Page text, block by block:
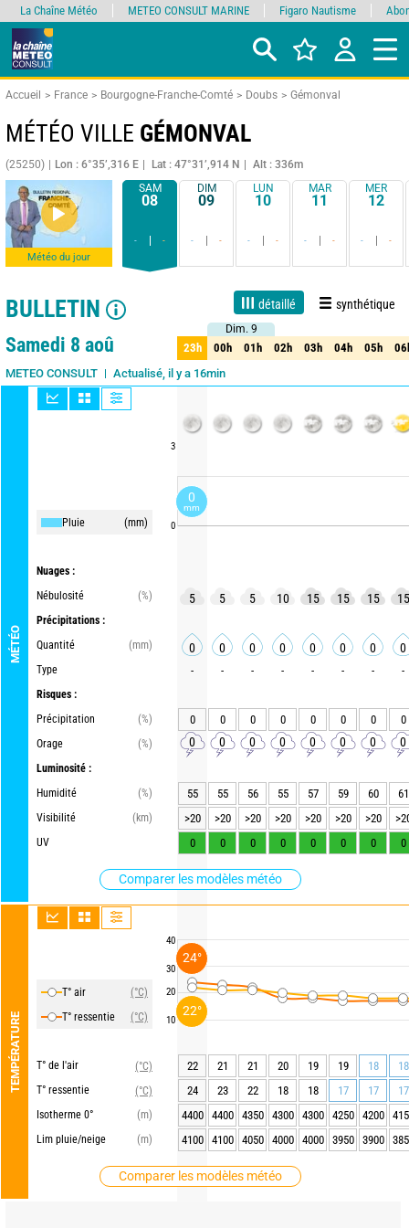
Accueil France Bourgogne-Franche-Comté Doubs Gémonval
MÉTÉO VILLE GÉMONVAL
(25250) Lon : 6°35’,316 E Lat : 47°31’,914 N Alt : 336m
Météo du jour
SAM
08
- -
DIM
09
- -
LUN
10
- -
MAR
11
- -
MER
12
- -
BULLETIN détaillé synthétique
Live 1 jour 3 jours 15 jours Fiabilité 90%
Samedi 8 aoû
METEO CONSULT Actualisé, il y a 16min
MÉTÉO
Pluie (mm)
Nuages :
Nébulosité
(%)
Précipitations :
Quantité
(mm)
Type
Risques :
Précipitation
(%)
Orage
(%)
Luminosité :
Humidité
(%)
Visibilité
(km)
UV
Comparer les modèles météo
TEMPÉRATURE
T° air
(°C)
T° ressentie
(°C)
T° de l'air
(°C)
T° ressentie
(°C)
Isotherme 0°
(m)
Lim pluie/neige
(m)
Comparer les modèles météo
3
0
40
30
20
10
Dim. 9
23h 00h 01h 02h 03h 04h 05h
Dim. 9
23h 00h 01h 02h 03h 04h 05h
5 5 5 10 15 15 15 15
0 0 0 0 0 0 0 0
- - - - - - - -
0 0 0 0 0 0 0 0
0 0 0 0 0 0 0 0
55 55 56 55 57 59 60
61
>20
>20 >20 >20 >20 >20 >20
0
0 0 0 0 0 0 0
22 21 21 20 19 19 18
18
24
23 22 18 18 17 17
17
4400
4400 4350 4300 4300 4250 4200
4100
4100 4050 4000 4000 3950 3900
La Chaîne Météo METEO CONSULT MARINE Figaro Nautisme
0
mm
22°
24°